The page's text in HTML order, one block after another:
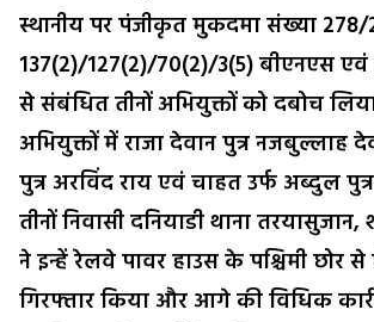
स्थानीय पर पंजीकृत मुकदमा संख्या 278/
137(2)/127(2)/70(2)/3(5) बीएनएस एवं
से संबंधित तीनों अभियुक्तों को दबोच
अभियुक्तों में राजा देवान पुत्र नजबुल्लाह
पुत्र अरविंद राय एवं चाहत उर्फ अब्दुल
तीनों निवासी दनियाडी थाना
ने इन्हें रेलवे पावर हाउस के पश्चिमी छोर
गिरफ्तार किया और आगे की विधिक